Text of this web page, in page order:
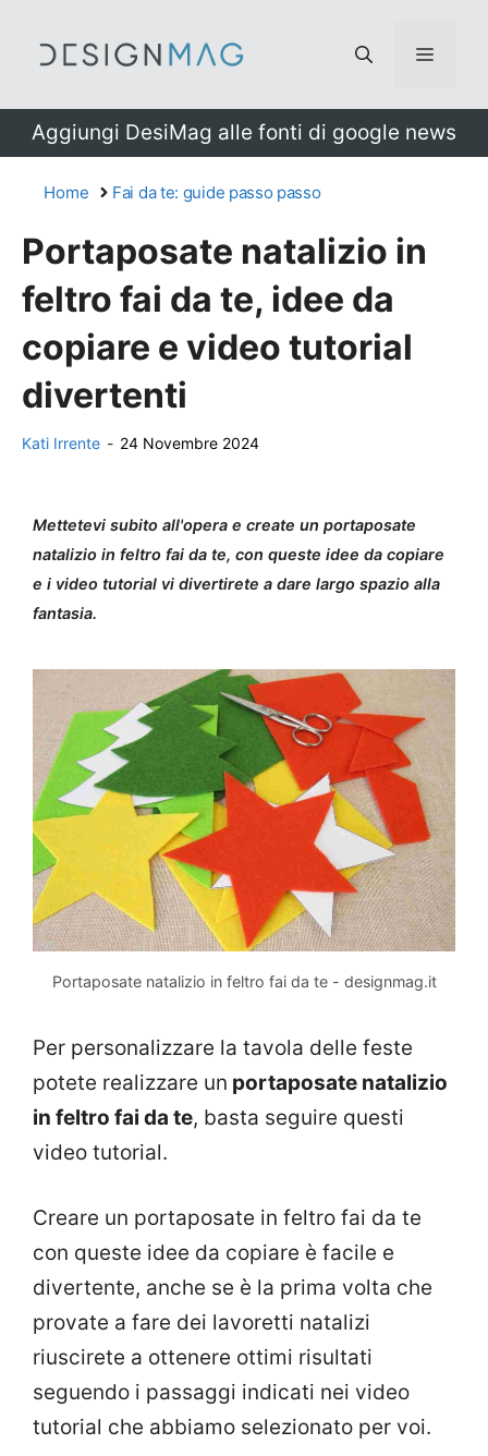
Menu
Aggiungi DesiMag alle fonti di google news
Home Fai da te: guide passo passo
Portaposate natalizio in
feltro fai da te, idee da
copiare e video tutorial
divertenti
Kati Irrente - 24 Novembre 2024
Mettetevi subito all'opera e create un portaposate
natalizio in feltro fai da te, con queste idee da copiare
e i video tutorial vi divertirete a dare largo spazio alla
fantasia.
Portaposate natalizio in feltro fai da te - designmag.it
Per personalizzare la tavola delle feste
potete realizzare un portaposate natalizio
in feltro fai da te, basta seguire questi
video tutorial.
Creare un portaposate in feltro fai da te
con queste idee da copiare è facile e
divertente, anche se è la prima volta che
provate a fare dei lavoretti natalizi
riuscirete a ottenere ottimi risultati
seguendo i passaggi indicati nei video
tutorial che abbiamo selezionato per voi.